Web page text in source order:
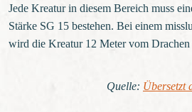
Jede Kreatur in diesem Bereich muss
Stärke SG 15 bestehen. Bei einem
wird die Kreatur 12 Meter vom Drachen
Quelle: Übersetzt